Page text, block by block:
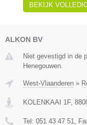
BEKIJK
ALKON BV
Niet gevestigd in de
Henegouwen.
West-Vlaanderen »
KOLENKAAI 1F,
Tel: 051 43 47 51 ,